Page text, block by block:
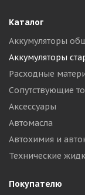
Каталог
Аккумуляторы
Аккумуляторы
Расходные
Сопутствующие
Аксессуары
Автомасла
Автохимия и
Технические
Покупателю